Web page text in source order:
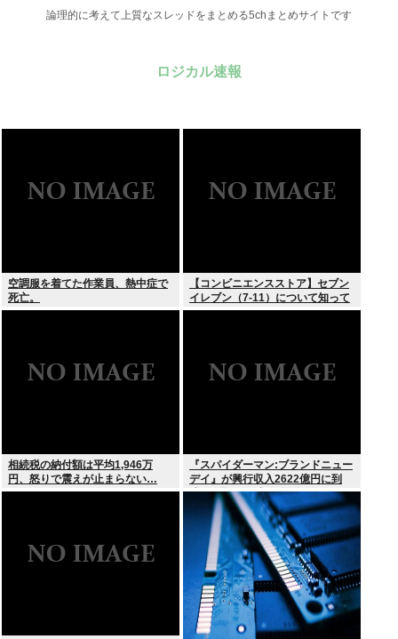
論理的に考えて上質なスレッドをまとめる5chまとめサイトです
ロジカル速報
空調服を着てた作業員、熱中症で
死亡。
【コンビニエンスストア】セブン
イレブン（7-11）について知って
いること
相続税の納付額は平均1,946万
円、怒りで震えが止まらない…
『スパイダーマン:ブランドニュー
デイ』が興行収入2622億円に到
達！2週目も好調に推移へ